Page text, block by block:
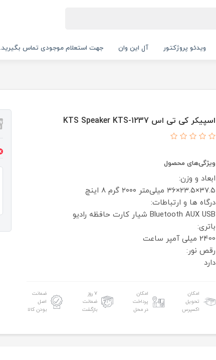
ویدئو پروژکتور آل این وان جهت استعلام موجودی تماس بگیرید. 09354438628
اسپیکر کی تی اس KTS Speaker KTS-1237
ویژگی‌های محصول
ابعاد و وزن:
۳۷.۵×۲۳.۵×۳۶ میلی‌متر
۲۰۰۰ گرم
8 اینچ
درگاه ها و ارتباطات:
Bluetooth AUX USB شیار کارت حافظه رادیو
باتری:
2400 میلی آمپر ساعت
رقص نور:
دارد
امکان
تحویل
اکسپرس
امکان
پرداخت
در محل
۷ روز
ضمانت
بازگشت
ضمانت
اصل
بودن کالا